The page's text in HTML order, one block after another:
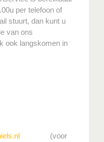
per telefoon of
stuurt, dan kunt u
van ons
ook langskomen in
(voor